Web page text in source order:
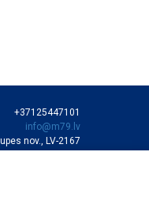
+37125447101
info@m79.lv
nov., LV-2167